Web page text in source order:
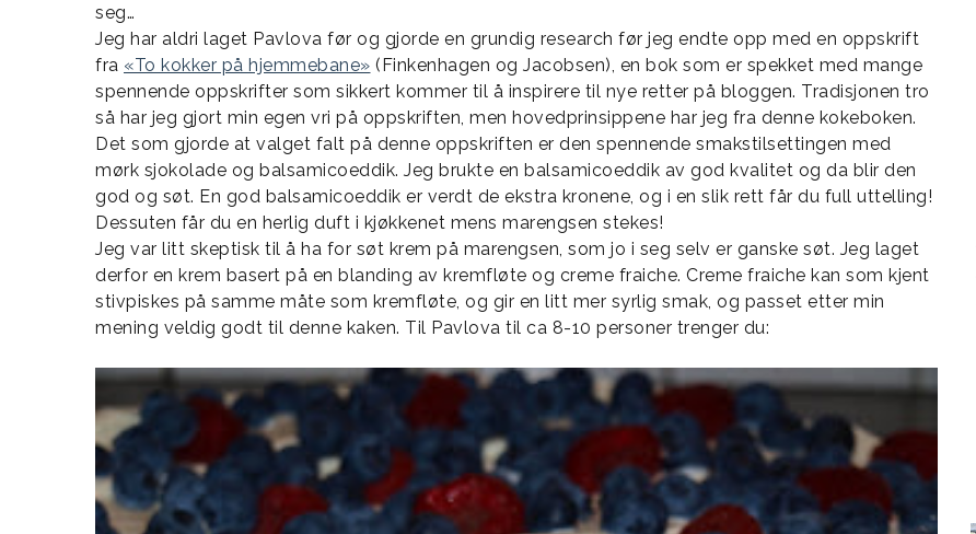
seg…
Jeg har aldri laget Pavlova før og gjorde en grundig research før jeg endte opp med en oppskrift
fra «To kokker på hjemmebane» (Finkenhagen og Jacobsen), en bok som er spekket med mange
spennende oppskrifter som sikkert kommer til å inspirere til nye retter på bloggen. Tradisjonen tro
så har jeg gjort min egen vri på oppskriften, men hovedprinsippene har jeg fra denne kokeboken.
Det som gjorde at valget falt på denne oppskriften er den spennende smakstilsettingen med
mørk sjokolade og balsamicoeddik. Jeg brukte en balsamicoeddik av god kvalitet og da blir den
god og søt. En god balsamicoeddik er verdt de ekstra kronene, og i en slik rett får du full uttelling!
Dessuten får du en herlig duft i kjøkkenet mens marengsen stekes!
Jeg var litt skeptisk til å ha for søt krem på marengsen, som jo i seg selv er ganske søt. Jeg laget
derfor en krem basert på en blanding av kremfløte og creme fraiche. Creme fraiche kan som kjent
stivpiskes på samme måte som kremfløte, og gir en litt mer syrlig smak, og passet etter min
mening veldig godt til denne kaken. Til Pavlova til ca 8-10 personer trenger du: